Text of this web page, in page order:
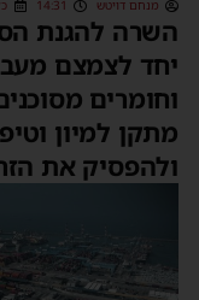
מנחם דויטש 14:31 כ״ז
להגנת
לצמצם מעבר
למיון
את